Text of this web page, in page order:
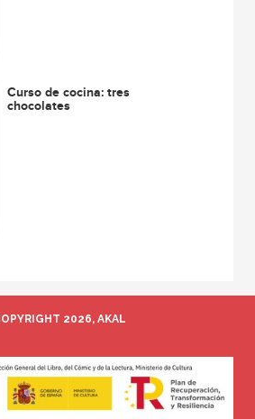
Curso de cocina: tres
chocolates
2026, AKAL